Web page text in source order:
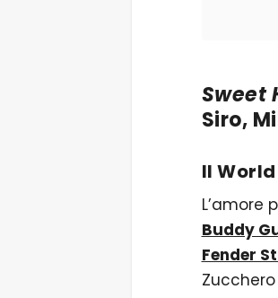
Sweet
Siro,
Il
L’amore
Buddy
Fender